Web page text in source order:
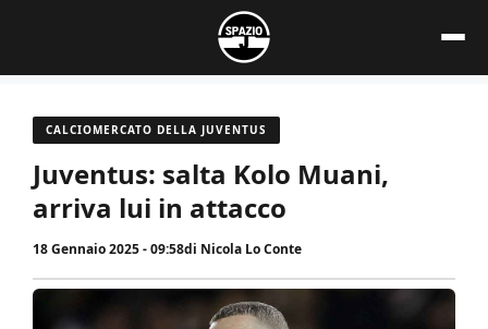
contenuto
CALCIOMERCATO DELLA JUVENTUS
Juventus: salta Kolo Muani,
arriva lui in attacco
18 Gennaio 2025 - 09:58di Nicola Lo Conte